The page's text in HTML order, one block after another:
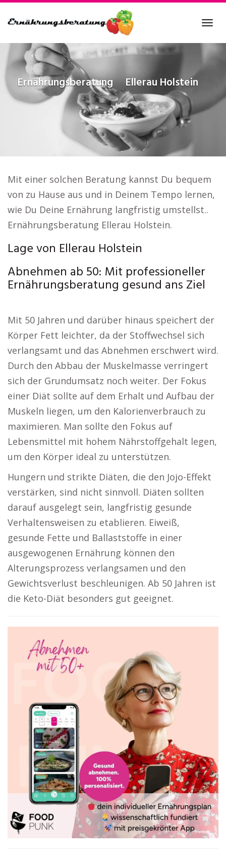
to
content
Ernährungsberatung Ellerau Holstein
Mit einer solchen Beratung kannst Du bequem
von zu Hause aus und in Deinem Tempo lernen,
wie Du Deine Ernährung langfristig umstellst..
Ernährungsberatung Ellerau Holstein.
Lage von Ellerau Holstein
Abnehmen ab 50: Mit professioneller
Ernährungsberatung gesund ans Ziel
Mit 50 Jahren und darüber hinaus speichert der
Körper Fett leichter, da der Stoffwechsel sich
verlangsamt und das Abnehmen erschwert wird.
Durch den Abbau der Muskelmasse verringert
sich der Grundumsatz noch weiter. Der Fokus
einer Diät sollte auf dem Erhalt und Aufbau der
Muskeln liegen, um den Kalorienverbrauch zu
maximieren. Man sollte den Fokus auf
Lebensmittel mit hohem Nährstoffgehalt legen,
um den Körper ideal zu unterstützen.
Hungern und strikte Diäten, die den Jojo-Effekt
verstärken, sind nicht sinnvoll. Diäten sollten
darauf ausgelegt sein, langfristig gesunde
Verhaltensweisen zu etablieren. Eiweiß,
gesunde Fette und Ballaststoffe in einer
ausgewogenen Ernährung können den
Alterungsprozess verlangsamen und den
Gewichtsverlust beschleunigen. Ab 50 Jahren ist
die Keto-Diät besonders gut geeignet.